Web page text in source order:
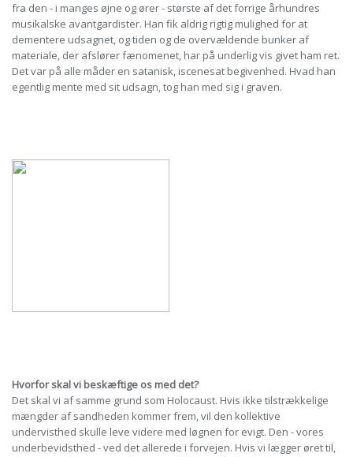
fra den - i manges øjne og ører - største af det forrige århundres
musikalske avantgardister. Han fik aldrig rigtig mulighed for at
dementere udsagnet, og tiden og de overvældende bunker af
materiale, der afslører fænomenet, har på underlig vis givet ham ret.
Det var på alle måder en satanisk, iscenesat begivenhed. Hvad han
egentlig mente med sit udsagn, tog han med sig i graven.
Hvorfor skal vi beskæftige os med det?
Det skal vi af samme grund som Holocaust. Hvis ikke tilstrækkelige
mængder af sandheden kommer frem, vil den kollektive
undervisthed skulle leve videre med løgnen for evigt. Den - vores
underbevidsthed - ved det allerede i forvejen. Hvis vi lægger øret til,